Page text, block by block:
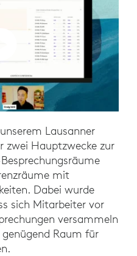
Lausanner
zwei Hauptzwecke zur
mit
Dabei wurde
sich Mitarbeiter vor
versammeln
Raum für